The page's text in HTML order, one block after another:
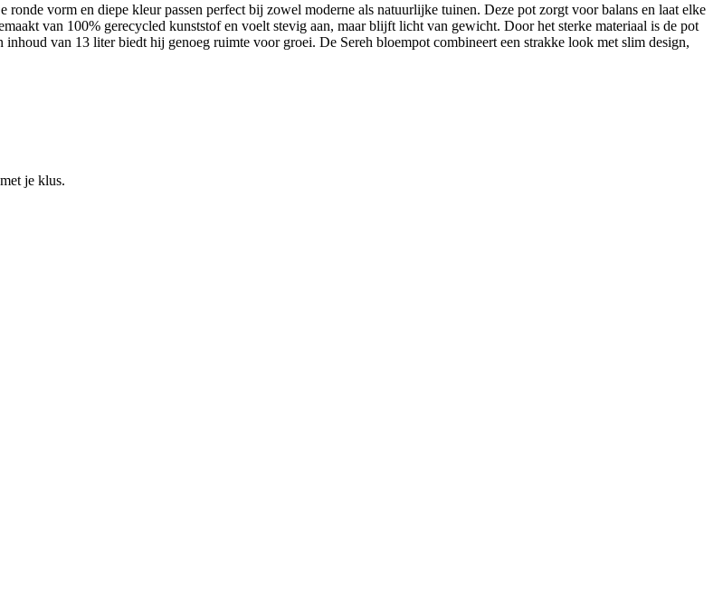
vorm en diepe kleur passen perfect bij zowel moderne als natuurlijke tuinen. Deze pot zorgt voor balans en laat elke
van 100% gerecycled kunststof en voelt stevig aan, maar blijft licht van gewicht. Door het sterke materiaal is de pot
van 13 liter biedt hij genoeg ruimte voor groei. De Sereh bloempot combineert een strakke look met slim design,
je klus.